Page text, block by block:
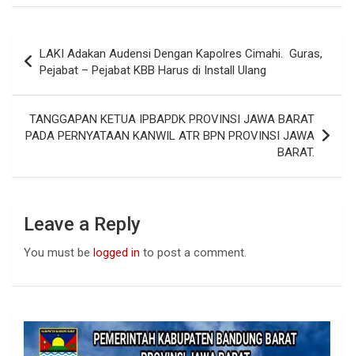
ce
b
o
o
k
at
s
A
p
p
ke
dI
n
navigation
LAKI Adakan Audensi Dengan Kapolres Cimahi. Guras,
Pejabat – Pejabat KBB Harus di Install Ulang
TANGGAPAN KETUA IPBAPDK PROVINSI JAWA BARAT
PADA PERNYATAAN KANWIL ATR BPN PROVINSI JAWA
BARAT.
Leave a Reply
You must be logged in to post a comment.